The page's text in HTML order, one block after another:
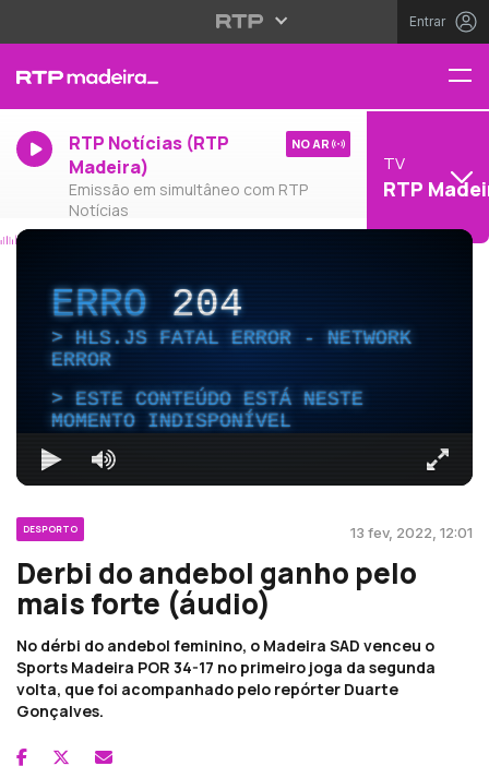
Entrar
RTP Notícias (RTP
Madeira)
Emissão em simultâneo com RTP
Notícias
NO AR
TV
RTP
ERRO204
HLS.JS FATAL ERROR - NETWORK
ERROR
ESTE CONTEÚDO ESTÁ NESTE
MOMENTO INDISPONÍVEL
DESPORTO 13 fev, 2022, 12:01
Derbi do andebol ganho pelo
mais forte (áudio)
No dérbi do andebol feminino, o Madeira SAD venceu o
Sports Madeira POR 34-17 no primeiro joga da segunda
volta, que foi acompanhado pelo repórter Duarte
Gonçalves.